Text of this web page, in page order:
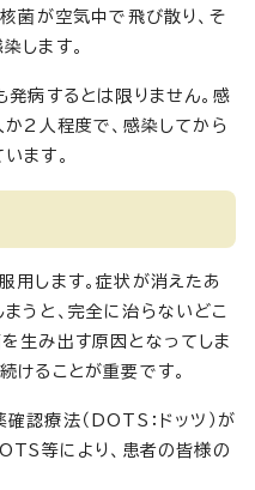
菌が空気中で飛び散り、そ
します。
発病するとは限りません。感
2人程度で、感染してから
ます。
します。症状が消えたあ
うと、完全に治らないどこ
生み出す原因となってしま
けることが重要です。
認療法（DOTS：ドッツ）が
等により、患者の皆様の